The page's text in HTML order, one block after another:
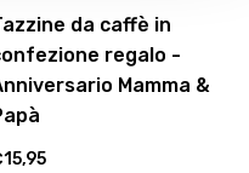
da caffè in
regalo -
Mamma &